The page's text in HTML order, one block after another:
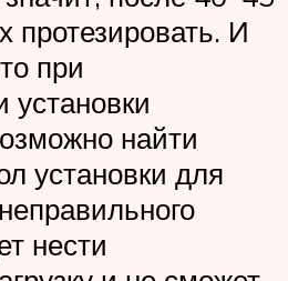
протезировать. И
при
установки
найти
установки для
нести